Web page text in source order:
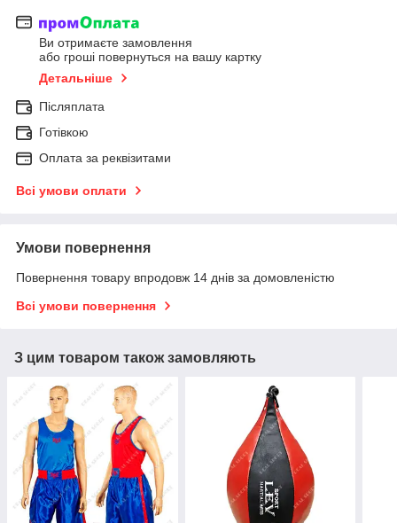
Ви отримаєте замовлення
або гроші повернуться на вашу картку
Детальніше
Післяплата
Готівкою
Оплата за реквізитами
Всі умови оплати
Умови повернення
Повернення товару впродовж 14 днів за домовленістю
Всі умови повернення
З цим товаром також замовляють